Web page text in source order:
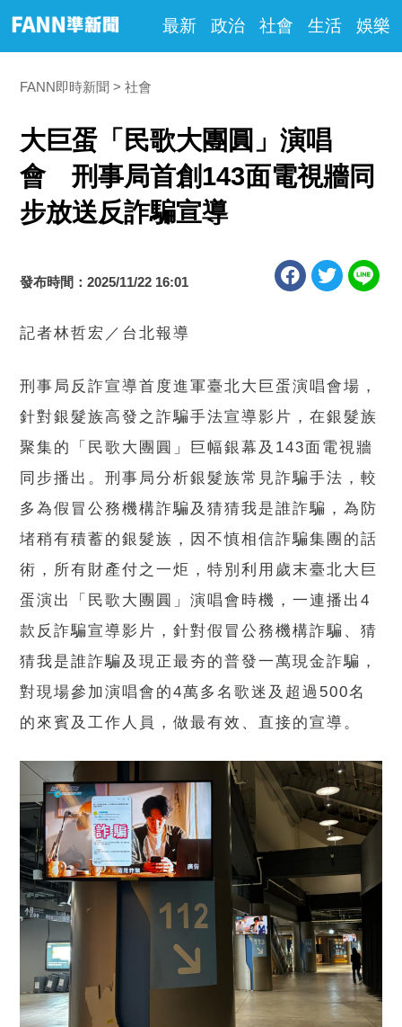
最新 政治 社會 生活 娛樂
FANN即時新聞 社會
大巨蛋「民歌大團圓」演唱
會 刑事局首創143面電視牆同
步放送反詐騙宣導
發布時間：2025/11/22 16:01
記者林哲宏／台北報導
刑事局反詐宣導首度進軍臺北大巨蛋演唱會場，
針對銀髮族高發之詐騙手法宣導影片，在銀髮族
聚集的「民歌大團圓」巨幅銀幕及143面電視牆
同步播出。刑事局分析銀髮族常見詐騙手法，較
多為假冒公務機構詐騙及猜猜我是誰詐騙，為防
堵稍有積蓄的銀髮族，因不慎相信詐騙集團的話
術，所有財產付之一炬，特別利用歲末臺北大巨
蛋演出「民歌大團圓」演唱會時機，一連播出4
款反詐騙宣導影片，針對假冒公務機構詐騙、猜
猜我是誰詐騙及現正最夯的普發一萬現金詐騙，
對現場參加演唱會的4萬多名歌迷及超過500名
的來賓及工作人員，做最有效、直接的宣導。